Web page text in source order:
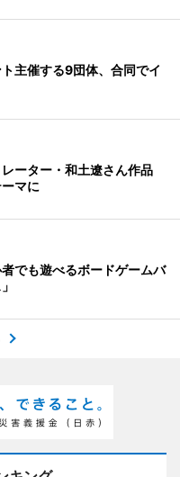
主催する9団体、合同でイ
ーター・和土遼さん作品
マに
でも遊べるボードゲームバ